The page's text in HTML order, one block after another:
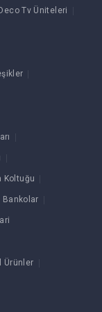
Tv Üniteleri
Koltuğu
Bankolar
Ürünler